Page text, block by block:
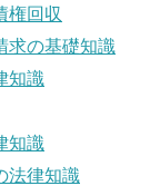
権回収
求の基礎知識
知識
知識
法律知識